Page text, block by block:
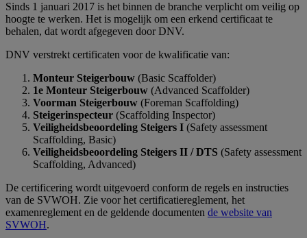
Sinds 1 januari 2017 is het binnen de branche verplicht om veilig op
hoogte te werken. Het is mogelijk om een erkend certificaat te
behalen, dat wordt afgegeven door DNV.
DNV verstrekt certificaten voor de kwalificatie van:
Monteur Steigerbouw (Basic Scaffolder)
1e Monteur Steigerbouw (Advanced Scaffolder)
Voorman Steigerbouw (Foreman Scaffolding)
Steigerinspecteur (Scaffolding Inspector)
Veiligheidsbeoordeling Steigers I (Safety assessment
Scaffolding, Basic)
Veiligheidsbeoordeling Steigers II / DTS (Safety assessment
Scaffolding, Advanced)
De certificering wordt uitgevoerd conform de regels en instructies
van de SVWOH. Zie voor het certificatiereglement, het
examenreglement en de geldende documenten de website van
SVWOH.